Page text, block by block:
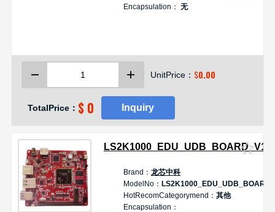
Encapsulation： 无
UnitPrice： $0.00
TotalPrice： $ 0 Inquiry
LS2K1000_EDU_UDB_BOARD_V1.2
Brand： 龙芯中科
ModelNo：
HotRecomCategorymend： 其他
Encapsulation：